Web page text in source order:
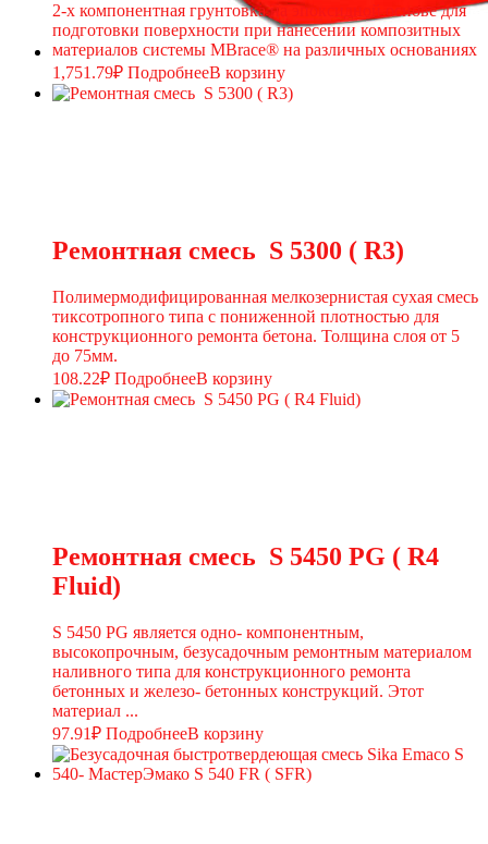
2-х компонентная грунтовка на эпоксидной основе для
подготовки поверхности при нанесении композитных
материалов системы MBrace® на различных основаниях
1,751.79₽ ПодробнееВ корзину
Ремонтная смесь S 5300 ( R3)
Полимермодифицированная мелкозернистая сухая смесь
тиксотропного типа с пониженной плотностью для
конструкционного ремонта бетона. Толщина слоя от 5
до 75мм.
108.22₽ ПодробнееВ корзину
Ремонтная смесь S 5450 PG ( R4
Fluid)
S 5450 PG является одно- компонентным,
высокопрочным, безусадочным ремонтным материалом
наливного типа для конструкционного ремонта
бетонных и железо- бетонных конструкций. Этот
материал ...
97.91₽ ПодробнееВ корзину